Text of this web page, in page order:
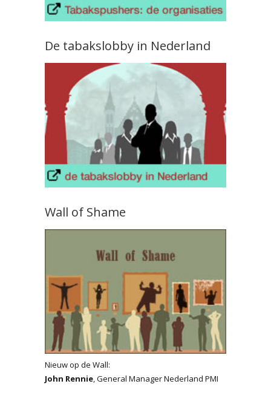
De tabakslobby in Nederland
Wall of Shame
Nieuw op de Wall:
John Rennie, General Manager Nederland PMI